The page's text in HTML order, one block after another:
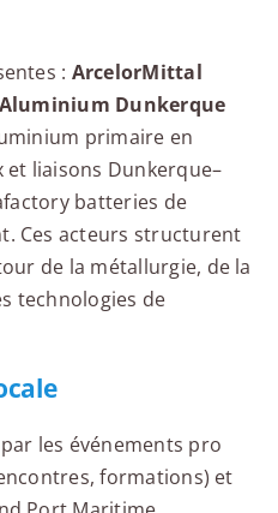
: ArcelorMittal
Aluminium Dunkerque
primaire en
liaisons Dunkerque–
batteries de
Ces acteurs structurent
de la métallurgie, de la
technologies de
les événements pro
formations) et